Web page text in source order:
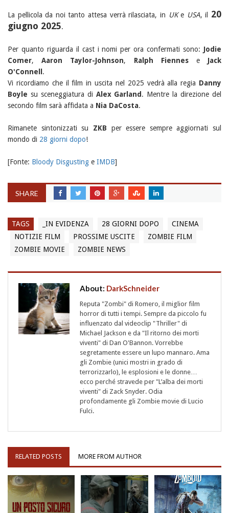
La pellicola da noi tanto attesa verrà rilasciata, in UKe USA, il 20
giugno 2025.
Per quanto riguarda il cast i nomi per ora confermati sono: Jodie
Comer,Aaron Taylor-Johnson, Ralph Fiennese Jack
O'Connell .
Vi ricordiamo che il film in uscita nel 2025 vedrà alla regia Danny
Boyle su sceneggiatura di Alex Garland. Mentre la direzione del
secondo film sarà affidata a Nia DaCosta.
Rimanete sintonizzati su ZKB per essere sempre aggiornati sul
mondo di 28 giorni dopo!
[Fonte: Bloody Disgusting e IMDB]
SHARE
TAGS _IN EVIDENZA 28 GIORNI DOPO
CINEMA
NOTIZIE FILM
PROSSIME USCITE
ZOMBIE FILM
ZOMBIE MOVIE
ZOMBIE NEWS
About: DarkSchneider
Reputa "Zombi" di Romero, il miglior film
horror di tutti i tempi. Sempre da piccolo fu
influenzato dal videoclip "Thriller" di
Michael Jackson e da "Il ritorno dei morti
viventi" di Dan O'Bannon. Vorrebbe
segretamente essere un lupo mannaro. Ama
gli Zombie (unici mostri in grado di
terrorizzarlo), le esplosioni e le donne…
ecco perché stravede per "L’alba dei morti
viventi" di Zack Snyder. Odia
profondamente gli Zombie movie di Lucio
Fulci.
RELATED POSTS MORE FROM AUTHOR